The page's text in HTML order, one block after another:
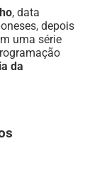
, data
depois
uma série
da